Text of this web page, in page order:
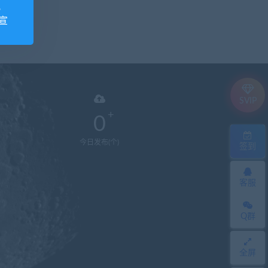
0
今日发布(个)
客服
Q群
全屏